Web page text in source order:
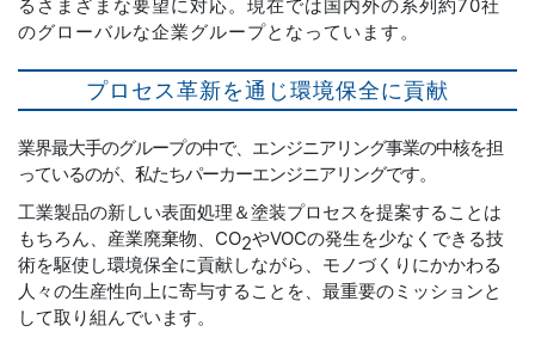
るさまざまな要望に対応。現在では国内外の系列約70社
のグローバルな企業グループとなっています。
プロセス革新を通じ環境保全に貢献
業界最大手のグループの中で、エンジニアリング事業の中核を担
っているのが、私たちパーカーエンジニアリングです。
工業製品の新しい表面処理＆塗装プロセスを提案することは
もちろん、産業廃棄物、CO2やVOCの発生を少なくできる技
術を駆使し環境保全に貢献しながら、モノづくりにかかわる
人々の生産性向上に寄与することを、最重要のミッションと
して取り組んでいます。